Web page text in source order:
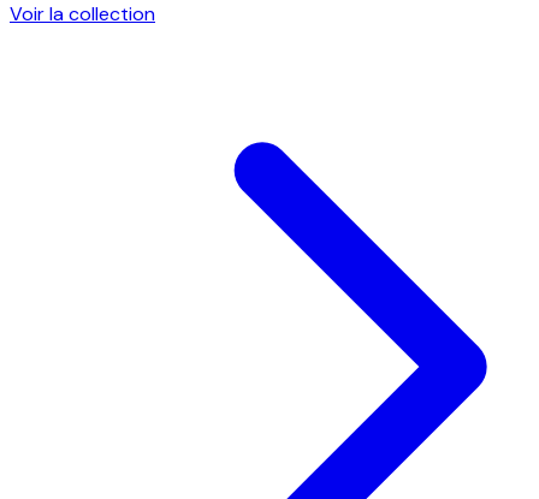
Voir la collection